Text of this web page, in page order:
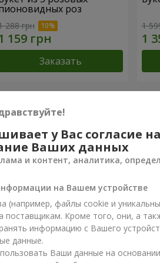
роз
288 грн
Заказать
1
года в Украине
поможет другим клиентам сделать
у Вас согласие на
Ваших данных
и контент, аналитика,
на Вашем устройстве
(например, файлы cookie и
поставщикам. Кроме того, они, а
информацию с Вашего
данные.
Ваши данные на основании